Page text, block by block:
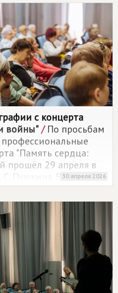
с концерта
войны"/По просьбам
"Память сердца:
прошёл 29 апреля в
Пушкина. Все снимки
30 апреля 2026